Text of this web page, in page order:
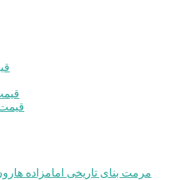
مرمت بنای تاریخی امامزاده